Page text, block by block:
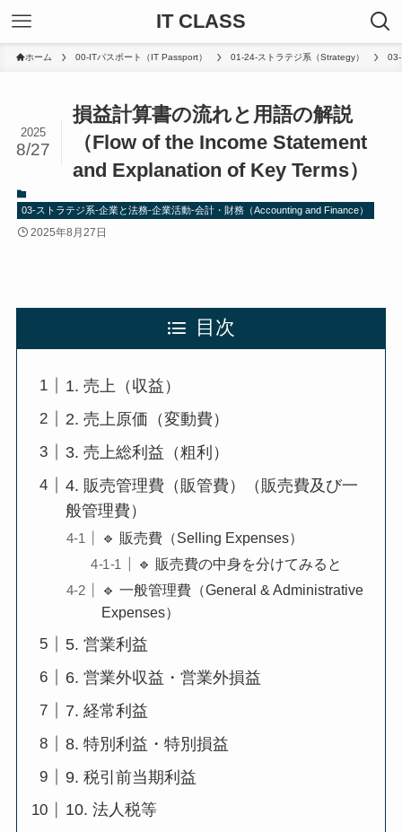
IT CLASS
ホーム 00-ITパスポート（IT Passport） 01-24-ストラテジ系（Strategy）
損益計算書の流れと用語の解説
（Flow of the Income Statement
and Explanation of Key Terms）
2025
8/27
03-ストラテジ系-企業と法務-企業活動-会計・財務（Accounting and Finance）
2025年8月27日
目次
1. 売上（収益）
2. 売上原価（変動費）
3. 売上総利益（粗利）
4. 販売管理費（販管費）（販売費及び一
般管理費）
🔹 販売費（Selling Expenses）
🔹 販売費の中身を分けてみると
🔹 一般管理費（General & Administrative
Expenses）
5. 営業利益
6. 営業外収益・営業外損益
7. 経常利益
8. 特別利益・特別損益
9. 税引前当期利益
10. 法人税等